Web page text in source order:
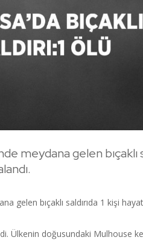
meydana gelen bıçaklı
gelen bıçaklı saldırıda 1 kişi
Ülkenin doğusundaki Mulhouse